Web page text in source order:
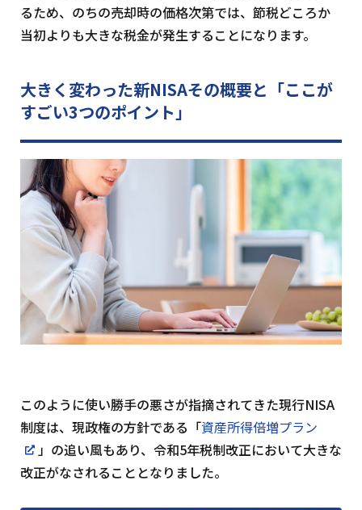
るため、のちの売却時の価格次第では、節税どころか
当初よりも大きな税金が発生することになります。
大きく変わった新NISAその概要と 「ここが
すごい3つのポイント」
このように使い勝手の悪さが指摘されてきた現行NISA
制度は、現政権の方針である「資産所得倍増プラン
」の追い風もあり、令和5年税制改正において大きな
改正がなされることとなりました。